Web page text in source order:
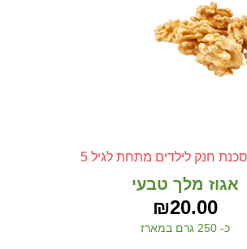
חנק לילדים מתחת לגיל 5
אגוז מלך טבעי
₪20.00
כ- 250 גרם במארז